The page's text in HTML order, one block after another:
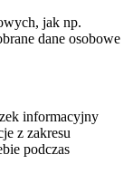
jak np.
dane osobowe
informacyjny
z zakresu
podczas